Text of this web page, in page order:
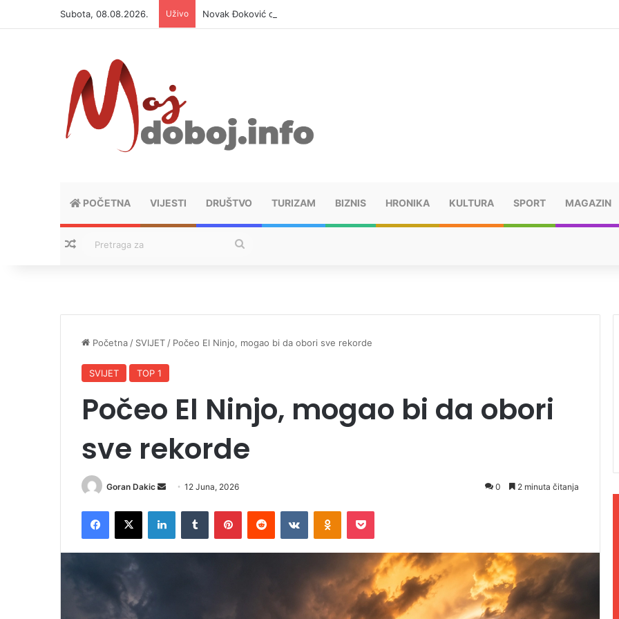
Subota, 08.08.2026. Uživo Novak Đoković otvorio dušu: “Taj poraz me uništio”
POČETNA VIJESTI DRUŠTVO TURIZAM BIZNIS HRONIKA KULTURA SPORT MAGAZIN
Nasumični tekstovi
Početna / SVIJET / Počeo El Ninjo, mogao bi da obori sve rekorde
SVIJET TOP 1
Počeo El Ninjo, mogao bi da obori
sve rekorde
Goran Dakic
d
a
12 Juna, 2026 0 2 minuta čitanja